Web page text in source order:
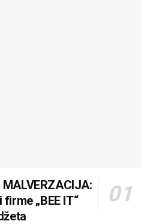
„BEE IT“